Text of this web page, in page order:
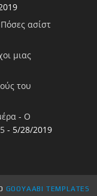
ασίστ
μιας
του
- Ο
- 5/28/2019
GOOYAABI TEMPLATES